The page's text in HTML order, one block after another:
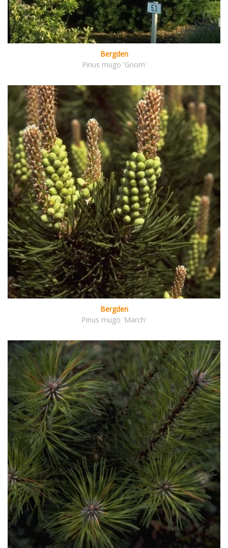
Bergden
Pinus mugo 'Gnom'
Bergden
Pinus mugo 'March'